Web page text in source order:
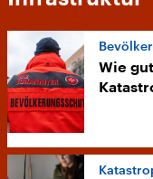
Wie